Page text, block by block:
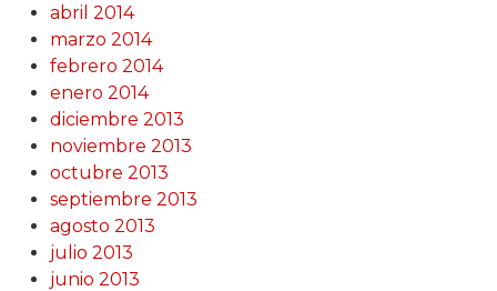
abril 2014
marzo 2014
febrero 2014
enero 2014
diciembre 2013
noviembre 2013
octubre 2013
septiembre 2013
agosto 2013
julio 2013
junio 2013